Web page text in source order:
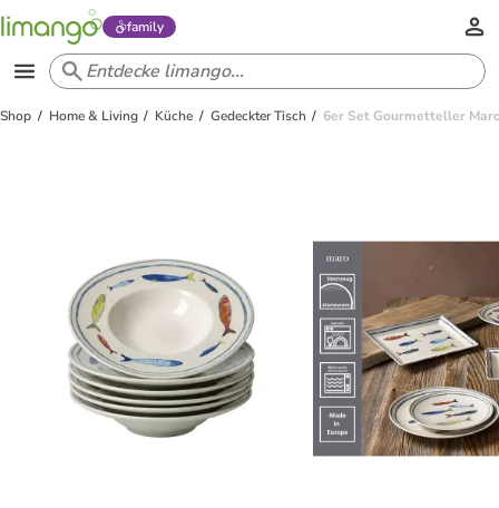
family
Shop Home & Living Küche Gedeckter Tisch 6er Set Gourmetteller